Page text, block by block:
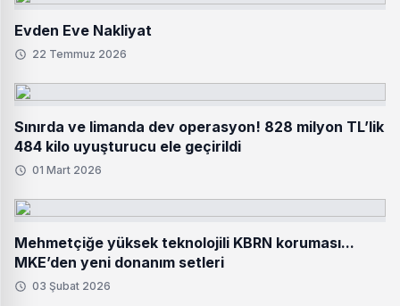
Evden Eve Nakliyat
22 Temmuz 2026
Sınırda ve limanda dev operasyon! 828 milyon TL’lik
484 kilo uyuşturucu ele geçirildi
01 Mart 2026
Mehmetçiğe yüksek teknolojili KBRN koruması...
MKE’den yeni donanım setleri
03 Şubat 2026